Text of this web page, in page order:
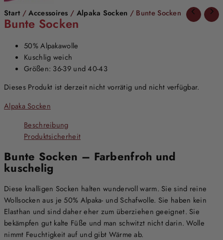
Start /Accessoires / Alpaka Socken / Bunte Socken
Bunte Socken
50% Alpakawolle
Kuschlig weich
Größen: 36-39 und 40-43
Dieses Produkt ist derzeit nicht vorrätig und nicht verfügbar.
Alpaka Socken
Beschreibung
Produktsicherheit
Bunte Socken – Farbenfroh und
kuschelig
Diese knalligen Socken halten wundervoll warm. Sie sind reine
Wollsocken aus je 50% Alpaka- und Schafwolle. Sie haben kein
Elasthan und sind daher eher zum überziehen geeignet. Sie
bekämpfen gut kalte Füße und man schwitzt nicht darin. Wolle
nimmt Feuchtigkeit auf und gibt Wärme ab.